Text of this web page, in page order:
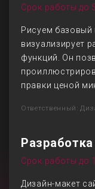
Срок работы до
Рисуем базовый
визуализирует
функций. Он
правки ценой
Ответственный:
Срок работы до
Дизайн-макет